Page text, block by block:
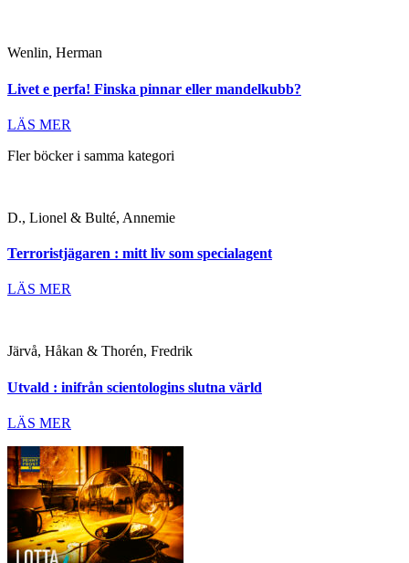
Wenlin, Herman
Livet e perfa! Finska pinnar eller mandelkubb?
LÄS MER
Fler böcker i samma kategori
D., Lionel & Bulté, Annemie
Terroristjägaren : mitt liv som specialagent
LÄS MER
Järvå, Håkan & Thorén, Fredrik
Utvald : inifrån scientologins slutna värld
LÄS MER